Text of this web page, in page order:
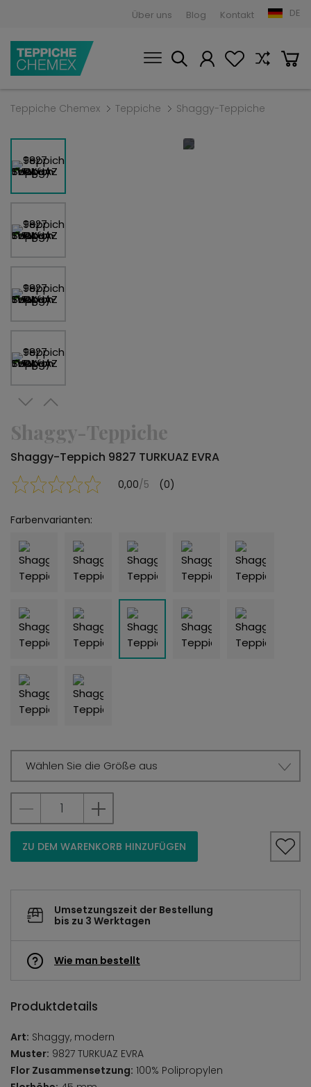
Über uns Blog Kontakt DE
Teppiche Chemex Teppiche Shaggy-Teppiche
Shaggy-Teppiche
Shaggy-Teppich 9827 TURKUAZ EVRA
0,00/5 (0)
Farbenvarianten:
Wählen Sie die Größe aus
ZU DEM WARENKORB HINZUFÜGEN
Umsetzungszeit der Bestellung
bis zu 3 Werktagen
Wie man bestellt
Produktdetails
Art: Shaggy, modern
Muster: 9827 TURKUAZ EVRA
Flor Zusammensetzung: 100% Polipropylen